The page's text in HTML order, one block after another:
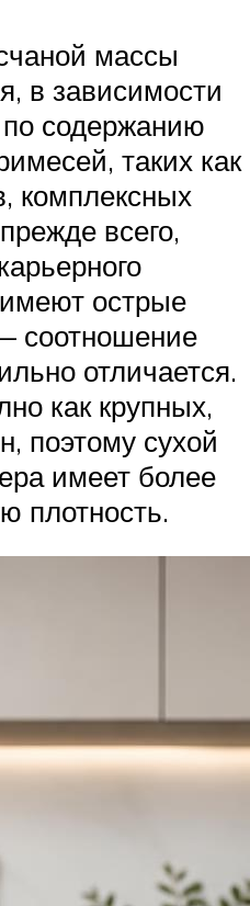
массы
в зависимости
содержанию
таких как
комплексных
всего,
острые
соотношение
отличается.
как крупных,
поэтому сухой
имеет более
плотность.